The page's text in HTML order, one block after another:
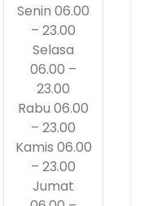
Senin 06.00
– 23.00
Selasa
06.00 –
23.00
Rabu 06.00
– 23.00
Kamis 06.00
– 23.00
Jumat